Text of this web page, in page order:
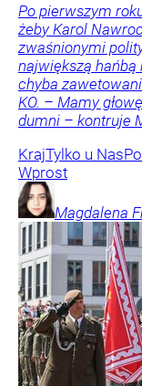
Po pierwszym
żeby Karol
zwaśnionymi
największą
chyba
KO. – Mamy
dumni – kontruje
KrajTylko u Nas
Wprost
Magdalena